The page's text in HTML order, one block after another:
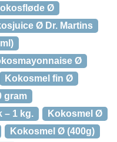
Ø
Ø Dr. Martins
Ø
Kokosmel fin Ø
gram
– 1 kg.
Kokosmel Ø
Kokosmel Ø (400g)